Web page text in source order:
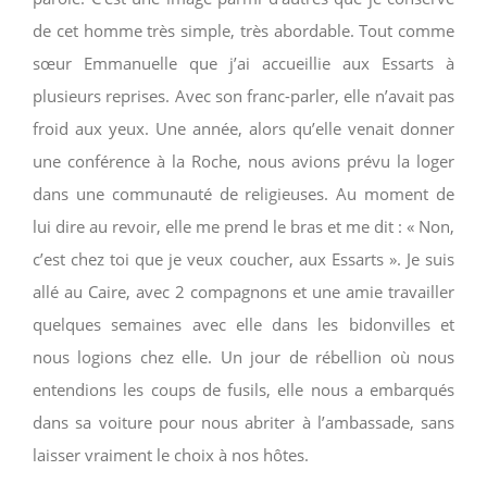
de cet homme très simple, très abordable. Tout comme
sœur Emmanuelle que j’ai accueillie aux Essarts à
plusieurs reprises. Avec son franc-parler, elle n’avait pas
froid aux yeux. Une année, alors qu’elle venait donner
une conférence à la Roche, nous avions prévu la loger
dans une communauté de religieuses. Au moment de
lui dire au revoir, elle me prend le bras et me dit : « Non,
c’est chez toi que je veux coucher, aux Essarts ». Je suis
allé au Caire, avec 2 compagnons et une amie travailler
quelques semaines avec elle dans les bidonvilles et
nous logions chez elle. Un jour de rébellion où nous
entendions les coups de fusils, elle nous a embarqués
dans sa voiture pour nous abriter à l’ambassade, sans
laisser vraiment le choix à nos hôtes.